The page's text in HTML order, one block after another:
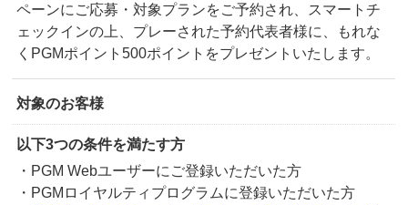
ペーンにご応募・対象プランをご予約され、スマートチ
ェックインの上、プレーされた予約代表者様に、もれな
くPGMポイント500ポイントをプレゼントいたします。
対象のお客様
以下3つの条件を満たす⽅
・PGM Webユーザーにご登録いただいた方
・PGMロイヤルティプログラムに登録いただいた方